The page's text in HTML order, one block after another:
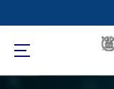
로
메